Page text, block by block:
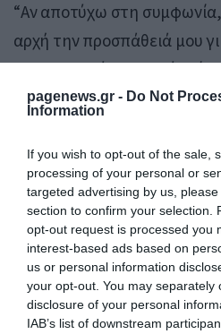
pagenews.gr - Do Not
Information
If you wish to opt-out of the sale,
processing of your personal or
targeted advertising by us,
section to confirm your selection.
opt-out request is processed you
interest-based ads based on
us or personal information
your opt-out. You may separately
disclosure of your personal
IAB’s list of downstream
“Αν αποτύχω στη
αρχή την προσπάθειά μου
τηλεοπτικού καναλιού”.